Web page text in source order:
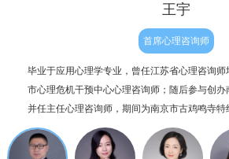
王宇
首席心理咨询师
毕业于应用心理学专业，曾任江苏省心理咨询
市心理危机干预中心心理咨询师；随后参与创
并任主任心理咨询师，期间为南京市古鸡鸣寺
京市职工心理咨询服务中心副主任。咨询案例过
万小时。